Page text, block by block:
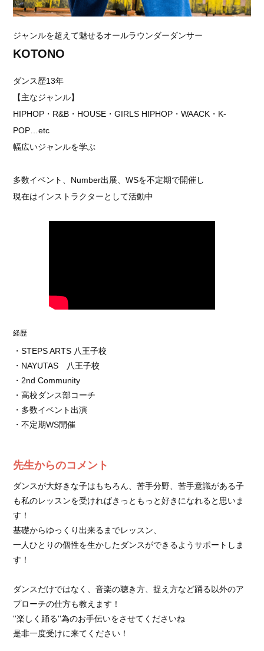
ジャンルを超えて魅せるオールラウンダーダンサー
KOTONO
ダンス歴13年
【主なジャンル】
HIPHOP・R&B・HOUSE・GIRLS HIPHOP・WAACK・K-
POP…etc
幅広いジャンルを学ぶ
多数イベント、Number出展、WSを不定期で開催し
現在はインストラクターとして活動中
経歴
・STEPS ARTS 八王子校
・NAYUTAS 八王子校
・2nd Community
・高校ダンス部コーチ
・多数イベント出演
・不定期WS開催
先生からのコメント
ダンスが大好きな子はもちろん、苦手分野、苦手意識がある子
も私のレッスンを受ければきっともっと好きになれると思いま
す！
基礎からゆっくり出来るまでレッスン、
一人ひとりの個性を生かしたダンスができるようサポートしま
す！
ダンスだけではなく、音楽の聴き方、捉え方など踊る以外のア
プローチの仕方も教えます！
''楽しく踊る''為のお手伝いをさせてくださいね
是非一度受けに来てください！